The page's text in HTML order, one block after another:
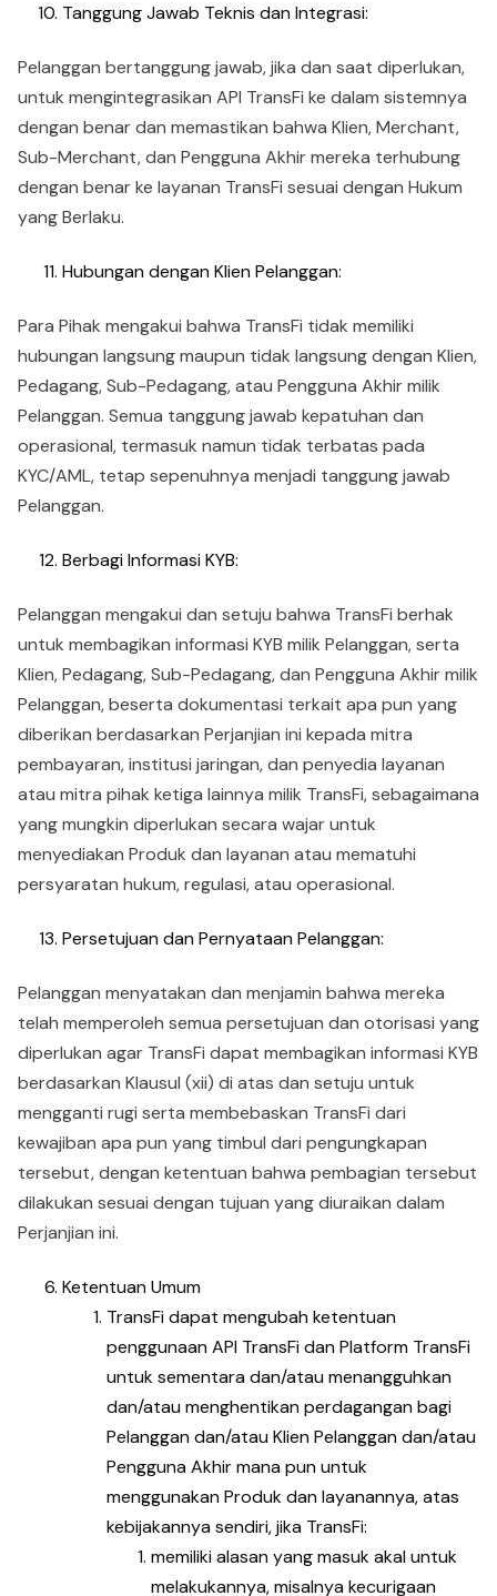
Tanggung Jawab Teknis dan Integrasi:
Pelanggan bertanggung jawab, jika dan saat diperlukan,
untuk mengintegrasikan API TransFi ke dalam sistemnya
dengan benar dan memastikan bahwa Klien, Merchant,
Sub-Merchant, dan Pengguna Akhir mereka terhubung
dengan benar ke layanan TransFi sesuai dengan Hukum
yang Berlaku.
Hubungan dengan Klien Pelanggan:
Para Pihak mengakui bahwa TransFi tidak memiliki
hubungan langsung maupun tidak langsung dengan Klien,
Pedagang, Sub-Pedagang, atau Pengguna Akhir milik
Pelanggan. Semua tanggung jawab kepatuhan dan
operasional, termasuk namun tidak terbatas pada
KYC/AML, tetap sepenuhnya menjadi tanggung jawab
Pelanggan.
Berbagi Informasi KYB:
Pelanggan mengakui dan setuju bahwa TransFi berhak
untuk membagikan informasi KYB milik Pelanggan, serta
Klien, Pedagang, Sub-Pedagang, dan Pengguna Akhir milik
Pelanggan, beserta dokumentasi terkait apa pun yang
diberikan berdasarkan Perjanjian ini kepada mitra
pembayaran, institusi jaringan, dan penyedia layanan
atau mitra pihak ketiga lainnya milik TransFi, sebagaimana
yang mungkin diperlukan secara wajar untuk
menyediakan Produk dan layanan atau mematuhi
persyaratan hukum, regulasi, atau operasional.
Persetujuan dan Pernyataan Pelanggan:
Pelanggan menyatakan dan menjamin bahwa mereka
telah memperoleh semua persetujuan dan otorisasi yang
diperlukan agar TransFi dapat membagikan informasi KYB
berdasarkan Klausul (xii) di atas dan setuju untuk
mengganti rugi serta membebaskan TransFi dari
kewajiban apa pun yang timbul dari pengungkapan
tersebut, dengan ketentuan bahwa pembagian tersebut
dilakukan sesuai dengan tujuan yang diuraikan dalam
Perjanjian ini.
Ketentuan Umum
TransFi dapat mengubah ketentuan
penggunaan API TransFi dan Platform TransFi
untuk sementara dan/atau menangguhkan
dan/atau menghentikan perdagangan bagi
Pelanggan dan/atau Klien Pelanggan dan/atau
Pengguna Akhir mana pun untuk
menggunakan Produk dan layanannya, atas
kebijakannya sendiri, jika TransFi:
memiliki alasan yang masuk akal untuk
melakukannya, misalnya kecurigaan